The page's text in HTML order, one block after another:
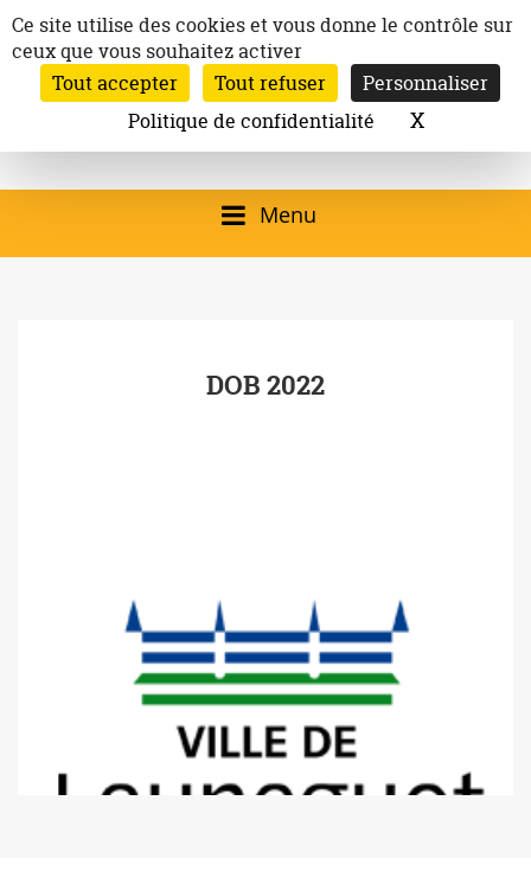
au
contenu
Ville de
Launaguet
Site officiel de la
Mairie de
Launaguet (31140)
qui présente la ville,
programmation
Inscription à la newsletter
Email:
Rechercher
Menu
DOB 2022
Panneau de gestion des cookies
Ce site utilise des cookies et vous donne le contrôle sur
ceux que vous souhaitez activer
Tout accepter
Tout refuser
Personnaliser
Politique de confidentialité
XMasquer